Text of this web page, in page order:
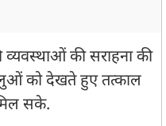
व्यवस्थाओं की सराहना की
को देखते हुए तत्काल
सके.